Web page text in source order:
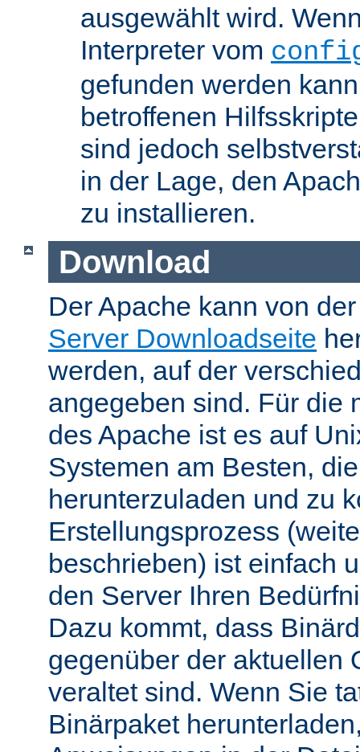
ausgewählt wird.
Interpreter vom
gefunden werden
betroffenen
sind jedoch
in der Lage, den
zu installieren.
Download
Der Apache kann von
Server Downloadseite
werden, auf der
angegeben sind. Für die
des Apache ist es auf
Systemen am Besten,
herunterzuladen und zu
Erstellungsprozess
beschrieben) ist einfach
den Server Ihren
Dazu kommt, dass
gegenüber der aktuellen
veraltet sind. Wenn Sie
Binärpaket